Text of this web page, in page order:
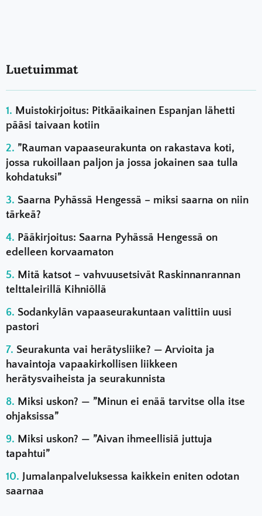
Luetuimmat
Muistokirjoitus: Pitkäaikainen Espanjan lähetti
pääsi taivaan kotiin
”Rauman vapaaseurakunta on rakastava koti,
jossa rukoillaan paljon ja jossa jokainen saa tulla
kohdatuksi”
Saarna Pyhässä Hengessä – miksi saarna on niin
tärkeä?
Pääkirjoitus: Saarna Pyhässä Hengessä on
edelleen korvaamaton
Mitä katsot – vahvuusetsivät Raskinnanrannan
telttaleirillä Kihniöllä
Sodankylän vapaaseurakuntaan valittiin uusi
pastori
Seurakunta vai herätysliike? — Arvioita ja
havaintoja vapaakirkollisen liikkeen
herätysvaiheista ja seurakunnista
Miksi uskon? — ”Minun ei enää tarvitse olla itse
ohjaksissa”
Miksi uskon? — ”Aivan ihmeellisiä juttuja
tapahtui”
Jumalanpalveluksessa kaikkein eniten odotan
saarnaa